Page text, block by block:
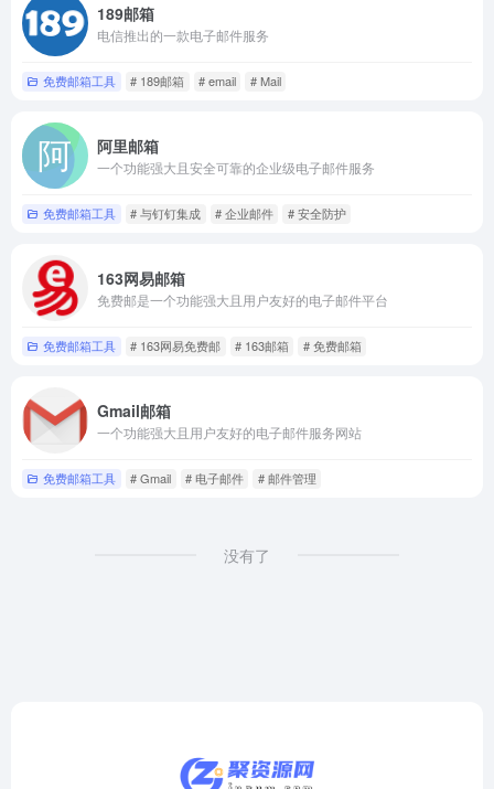
189邮箱
电信推出的一款电子邮件服务
免费邮箱工具 # 189邮箱 # email # Mail
阿里邮箱
一个功能强大且安全可靠的企业级电子邮件服务
免费邮箱工具 # 与钉钉集成 # 企业邮件 # 安全防护
163网易邮箱
免费邮是一个功能强大且用户友好的电子邮件平台
免费邮箱工具 # 163网易免费邮 # 163邮箱 # 免费邮箱
Gmail邮箱
一个功能强大且用户友好的电子邮件服务网站
免费邮箱工具 # Gmail # 电子邮件 # 邮件管理
没有了